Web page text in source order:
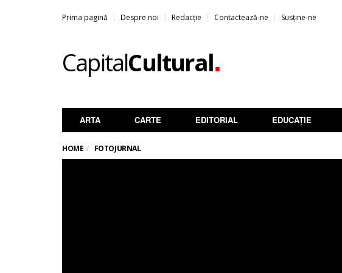
Prima pagină Despre noi Redacție Contactează-ne Susține-ne
CapitalCultural.
ARTA CARTE EDITORIAL EDUCAȚIE
HOME FOTOJURNAL